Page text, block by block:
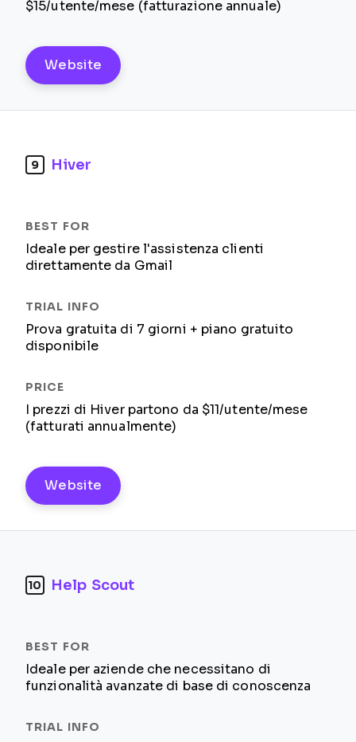
$15/utente/mese (fatturazione annuale)
Website
9 Hiver
Ideale per gestire l'assistenza clienti
direttamente da Gmail
Prova gratuita di 7 giorni + piano gratuito
disponibile
I prezzi di Hiver partono da $11/utente/mese
(fatturati annualmente)
Website
10 Help Scout
Ideale per aziende che necessitano di
funzionalità avanzate di base di conoscenza